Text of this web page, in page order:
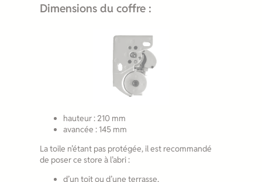
Dimensions du coffre :
hauteur : 210 mm
avancée : 145 mm
La toile n’étant pas protégée, il est recommandé
de poser ce store à l’abri :
d’un toit ou d’une terrasse,